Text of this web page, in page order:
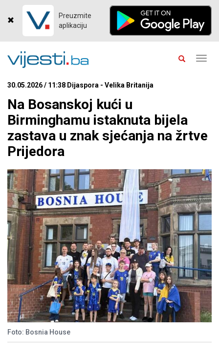
Preuzmite
aplikaciju
30.05.2026 / 11:38 Dijaspora - Velika Britanija
Na Bosanskoj kući u
Birminghamu istaknuta bijela
zastava u znak sjećanja na žrtve
Prijedora
Foto: Bosnia House